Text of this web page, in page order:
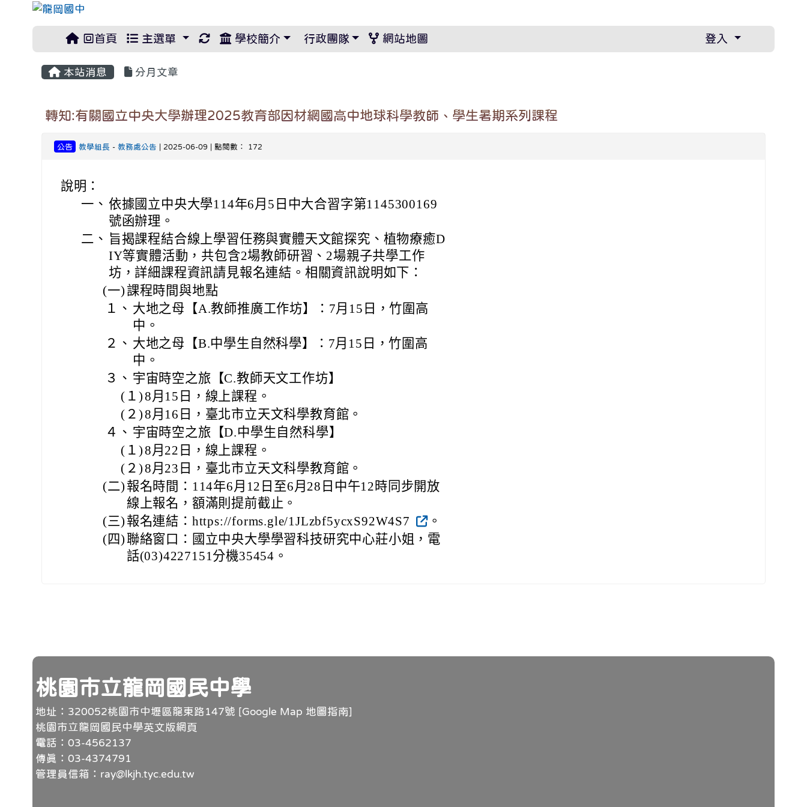
回首頁 主選單 重新取得佈景設定
學校簡介 行政團隊 網站地圖 登入
本站消息 分月文章
轉知:有關國立中央大學辦理2025教育部因材網國高中地球科學教師、學生暑期系列課程
公告 教學組長 -教務處公告 | 2025-06-09 | 點閱數： 172
說明：
一、 依據國立中央大學114年6月5日中大合習字第1145300169
號函辦理。
二、 旨揭課程結合線上學習任務與實體天文館探究、植物療癒D
IY等實體活動，共包含2場教師研習、2場親子共學工作
坊，詳細課程資訊請見報名連結。相關資訊說明如下：
(一)課程時間與地點
１、 大地之母【A.教師推廣工作坊】：7月15日，竹圍高
中。
２、 大地之母【B.中學生自然科學】：7月15日，竹圍高
中。
３、 宇宙時空之旅【C.教師天文工作坊】
(１)8月15日，線上課程。
(２)8月16日，臺北市立天文科學教育館。
４、 宇宙時空之旅【D.中學生自然科學】
(１)8月22日，線上課程。
(２)8月23日，臺北市立天文科學教育館。
(二) 報名時間：114年6月12日至6月28日中午12時同步開放
線上報名，額滿則提前截止。
(三) 報名連結：https://forms.gle/1JLzbf5ycxS92W4S7
。
(四) 聯絡窗口：國立中央大學學習科技研究中心莊小姐，電
話(03)4227151分機35454。
頁尾
桃園市立龍岡國民中學
地址：320052桃園市中壢區龍東路147號 [Google Map 地圖指南]
桃園市立龍岡國民中學英文版網頁
電話：03-4562137
傳真：03-4374791
管理員信箱：ray@lkjh.tyc.edu.tw